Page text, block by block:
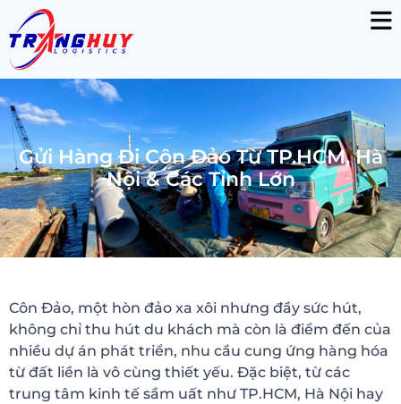
Gửi Hàng Đi Côn Đảo Từ TP.HCM, Hà
Nội & Các Tỉnh Lớn
Côn Đảo, một hòn đảo xa xôi nhưng đầy sức hút,
không chỉ thu hút du khách mà còn là điểm đến của
nhiều dự án phát triển, nhu cầu cung ứng hàng hóa
từ đất liền là vô cùng thiết yếu. Đặc biệt, từ các
trung tâm kinh tế sầm uất như TP.HCM, Hà Nội hay